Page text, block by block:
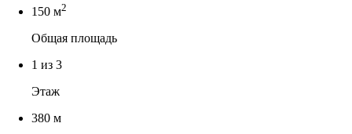
150 м2
Общая площадь
1 из 3
Этаж
380 м